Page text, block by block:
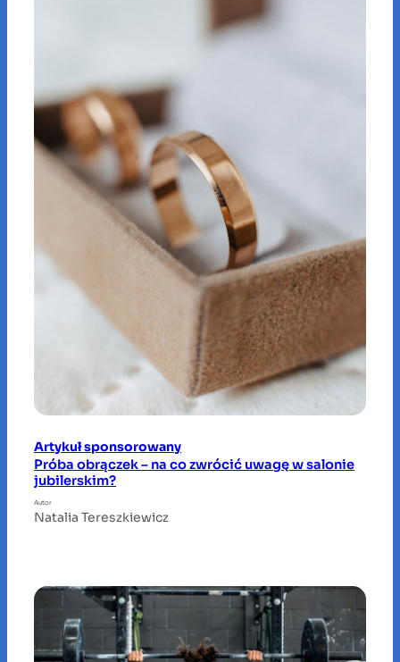
Artykuł sponsorowany
Próba obrączek – na co zwrócić uwagę w salonie
jubilerskim?
Autor
Natalia Tereszkiewicz